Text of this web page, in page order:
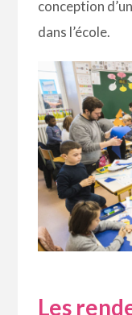
conception
dans l’école.
Les